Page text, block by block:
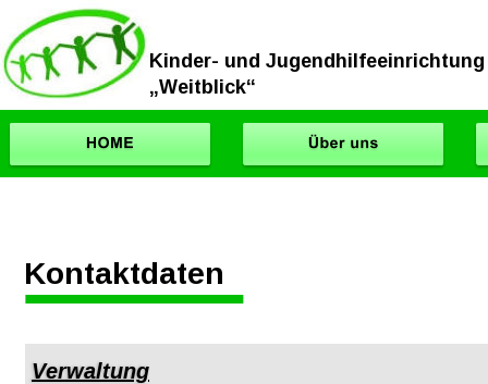
Kinder- und Jugendhilfeeinrichtung
„Weitblick“
Kontaktdaten
Verwaltung